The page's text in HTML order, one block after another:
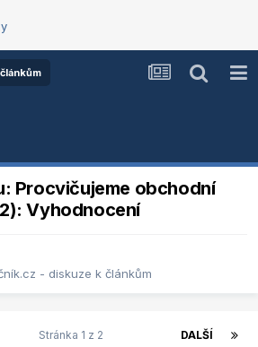
Procvičujeme obchodní
Vyhodnocení
- diskuze k článkům
DALŠÍ
Stránka 1 z 2